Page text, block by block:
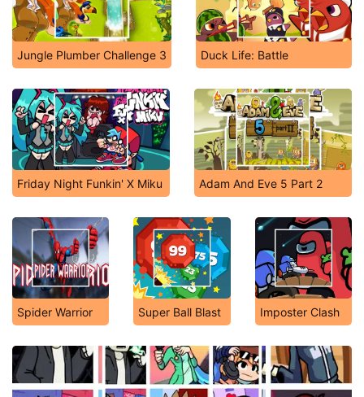
Jungle Plumber Challenge 3 Duck Life: Battle
Friday Night Funkin' X Miku Adam And Eve 5 Part 2
Spider Warrior Super Ball Blast Imposter Clash